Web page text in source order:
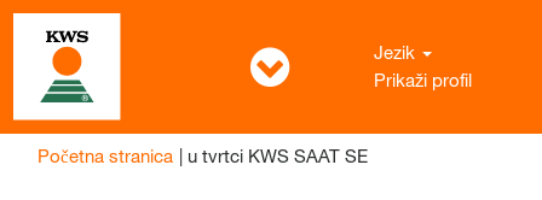
Jezik
Prikaži profil
Početna stranica | u tvrtci KWS SAAT SE(trenutačna